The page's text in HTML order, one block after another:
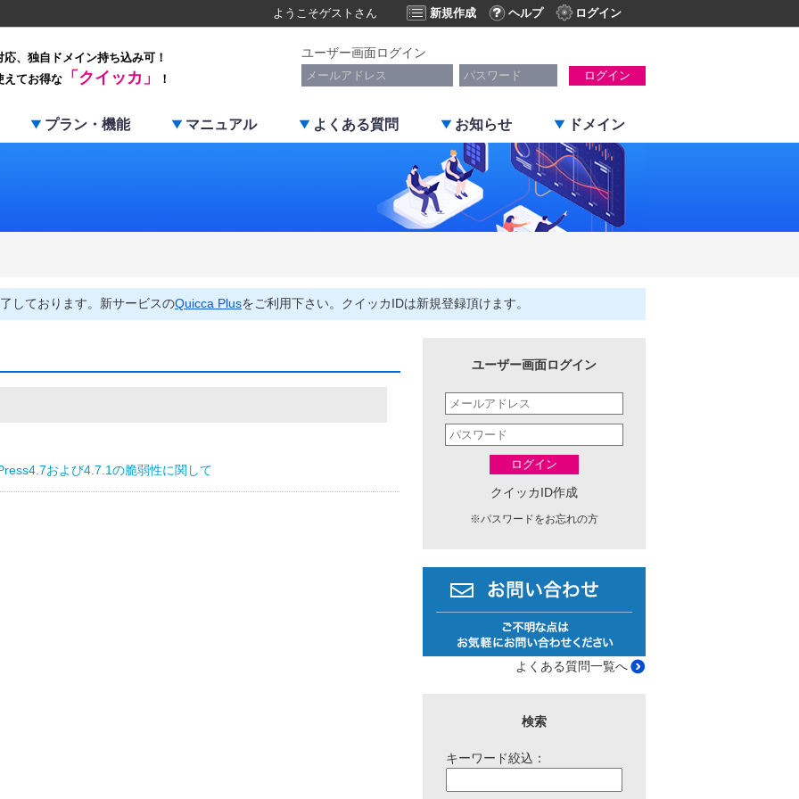
ようこそゲスト さん 新規作成 ヘルプ ログイン
、独自ドメイン持ち込み可！
えてお得な
「クイッカ」 ！
ユーザー画面ログイン
ログイン
プラン・機能 マニュアル よくある質問 お知らせ ドメイン
しております。新サービスのQuicca Plusをご利用下さい。クイッカIDは新規登録頂けます。
および4.7.1の脆弱性に関して
ユーザー画面ログイン
ログイン
クイッカID作成
※パスワードをお忘れの方
よくある質問一覧へ
検索
キーワード絞込：